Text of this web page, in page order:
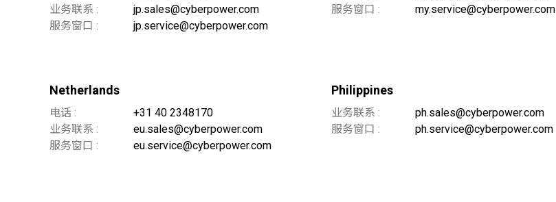
业务联系 :
jp.sales@cyberpower.com
服务窗口 :
jp.service@cyberpower.com
服务窗口 :
my.service@cyberpower.com
Netherlands
电话 :
+31 40 2348170
业务联系 :
eu.sales@cyberpower.com
服务窗口 :
eu.service@cyberpower.com
Philippines
业务联系 :
ph.sales@cyberpower.com
服务窗口 :
ph.service@cyberpower.com